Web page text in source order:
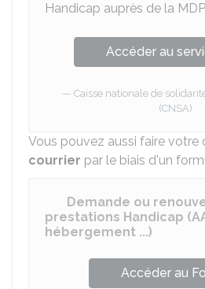
Handicap auprès de la
Accéder au
Caisse nationale de
(CNSA)
Vous pouvez aussi faire votre
courrier par le biais d'un
Demande ou
prestations Handicap
hébergement ...)
Accéder au